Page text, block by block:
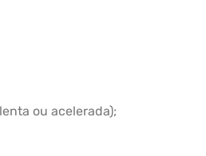
ou acelerada);